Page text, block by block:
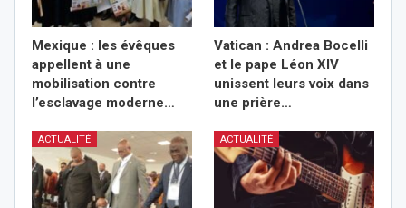
Mexique : les évêques
appellent à une
mobilisation contre
l’esclavage moderne…
Vatican : Andrea Bocelli
et le pape Léon XIV
unissent leurs voix dans
une prière…
ACTUALITÉ ACTUALITÉ